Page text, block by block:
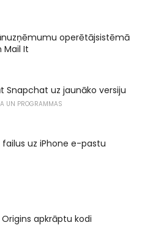
operētājsistēmā
Mail It
Snapchat uz jaunāko versiju
UN PROGRAMMAS
uz iPhone e-pastu
apkrāptu kodi